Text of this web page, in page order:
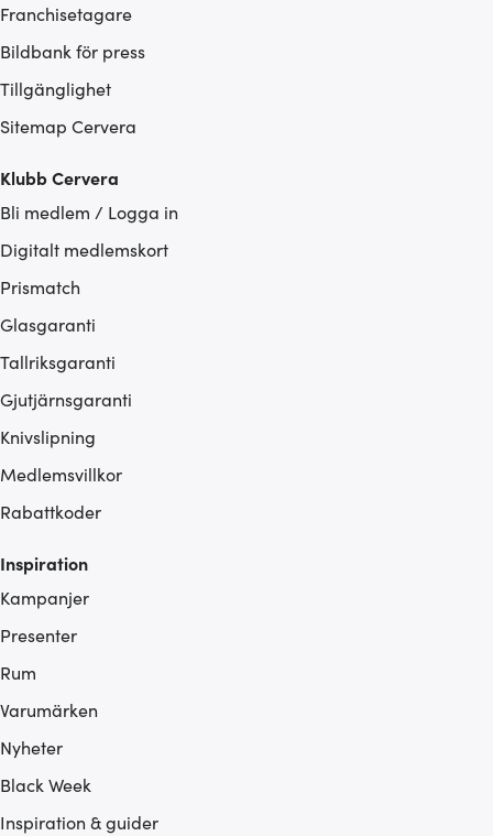
Franchisetagare
Bildbank för press
Tillgänglighet
Sitemap Cervera
Klubb Cervera
Bli medlem / Logga in
Digitalt medlemskort
Prismatch
Glasgaranti
Tallriksgaranti
Gjutjärnsgaranti
Knivslipning
Medlemsvillkor
Rabattkoder
Inspiration
Kampanjer
Presenter
Rum
Varumärken
Nyheter
Black Week
Inspiration & guider